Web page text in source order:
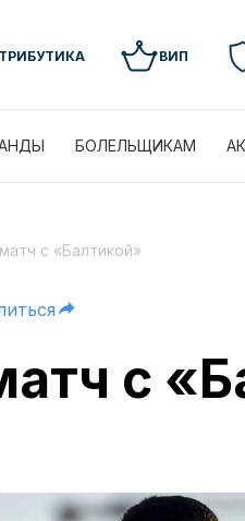
ВИП
БОЛЕЛЬЩИКАМ
с «Балтикой»
с